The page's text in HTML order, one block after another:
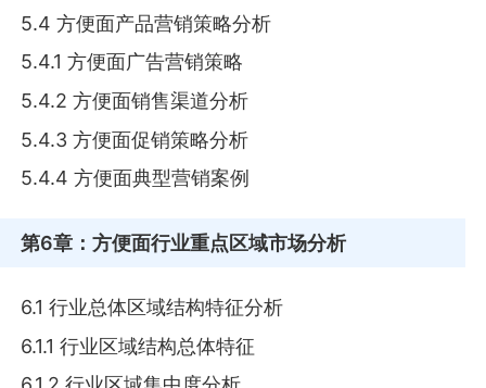
5.4 方便面产品营销策略分析
5.4.1 方便面广告营销策略
5.4.2 方便面销售渠道分析
5.4.3 方便面促销策略分析
5.4.4 方便面典型营销案例
第6章 ：方便面行业重点区域市场分析
6.1 行业总体区域结构特征分析
6.1.1 行业区域结构总体特征